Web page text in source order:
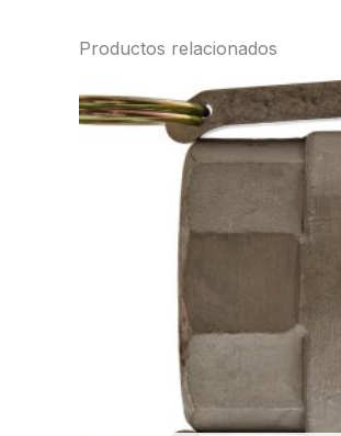
Productos relacionados